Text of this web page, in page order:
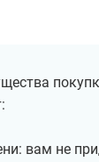
вам не